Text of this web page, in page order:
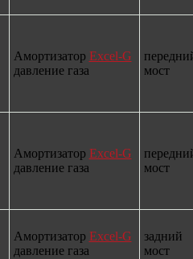
Амортизатор Excel-G
давление газа
мост
Амортизатор Excel-G
давление газа
мост
Амортизатор Excel-G
давление газа
задний
мост